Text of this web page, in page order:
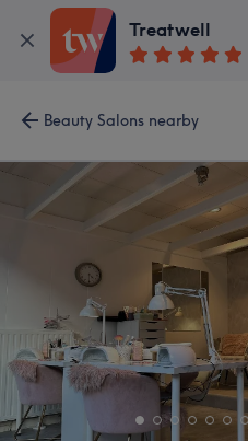
Treatwell
Beauty Salons nearby